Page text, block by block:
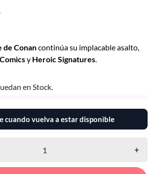
de Conancontinúa su implacable asalto,
y Heroic Signatures.
en Stock.
cuando vuelva a estar disponible
+